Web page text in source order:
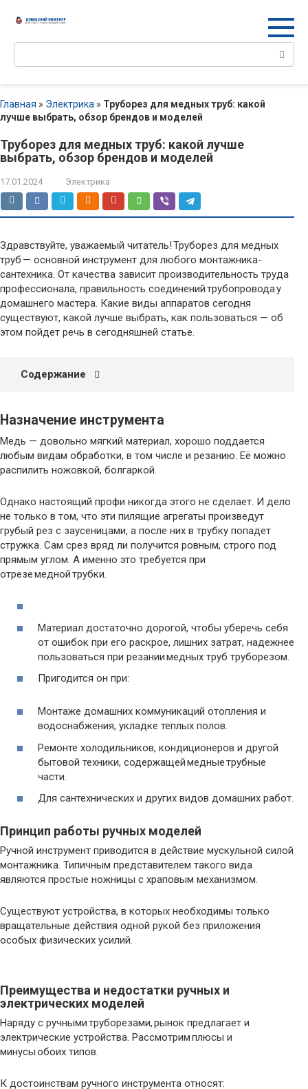
Поиск:
Главная » Электрика » Труборез для медных труб: какой
лучше выбрать, обзор брендов и моделей
Труборез для медных труб: какой лучше
выбрать, обзор брендов и моделей
17.01.2024 Электрика
Здравствуйте, уважаемый читатель! Труборез для медных
труб — основной инструмент для любого монтажника-
сантехника. От качества зависит производительность труда
профессионала, правильность соединений трубопровода у
домашнего мастера. Какие виды аппаратов сегодня
существуют, какой лучше выбрать, как пользоваться — об
этом пойдет речь в сегодняшней статье.
Содержание
Назначение инструмента
Медь — довольно мягкий материал, хорошо поддается
любым видам обработки, в том числе и резанию. Её можно
распилить ножовкой, болгаркой.
Однако настоящий профи никогда этого не сделает. И дело
не только в том, что эти пилящие агрегаты произведут
грубый рез с заусеницами, а после них в трубку попадет
стружка. Сам срез вряд ли получится ровным, строго под
прямым углом. А именно это требуется при
отрезе медной трубки.
Материал достаточно дорогой, чтобы уберечь себя
от ошибок при его раскрое, лишних затрат, надежнее
пользоваться при резании медных труб труборезом.
Пригодится он при:
Монтаже домашних коммуникаций отопления и
водоснабжения, укладке теплых полов.
Ремонте холодильников, кондиционеров и другой
бытовой техники, содержащей медные трубные
части.
Для сантехнических и других видов домашних работ.
Принцип работы ручных моделей
Ручной инструмент приводится в действие мускульной силой
монтажника. Типичным представителем такого вида
являются простые ножницы с храповым механизмом.
Существуют устройства, в которых необходимы только
вращательные действия одной рукой без приложения
особых физических усилий.
Преимущества и недостатки ручных и
электрических моделей
Наряду с ручными труборезами, рынок предлагает и
электрические устройства. Рассмотрим плюсы и
минусы обоих типов.
К достоинствам ручного инструмента относят: